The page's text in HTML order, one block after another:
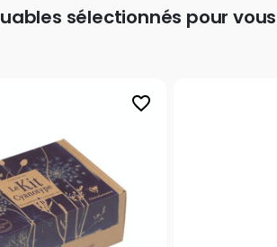
sélectionnés pour vous
favorite_border